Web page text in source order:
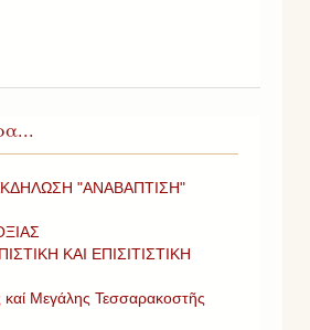
"ΑΝΑΒΑΠΤΙΣΗ"
ΚΑΙ ΕΠΙΣΙΤΙΣΤΙΚΗ
Μεγάλης Τεσσαρακοστῆς